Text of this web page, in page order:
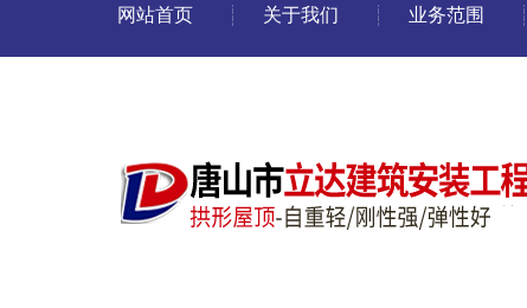
网站首页 关于我们 业务范围